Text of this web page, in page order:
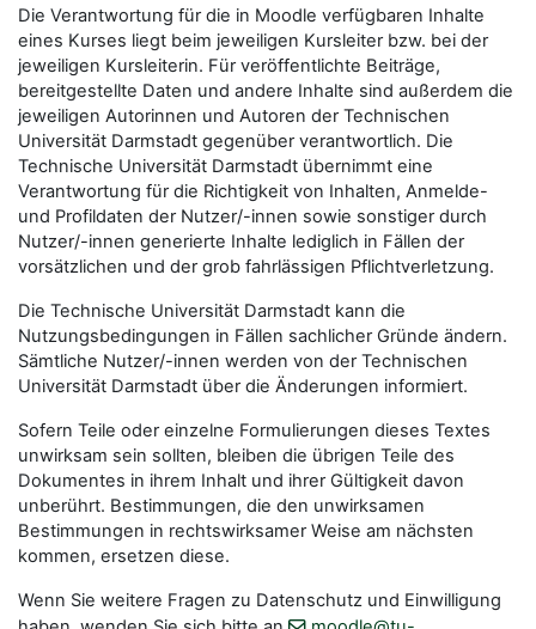
Die Verantwortung für die in Moodle verfügbaren Inhalte
eines Kurses liegt beim jeweiligen Kursleiter bzw. bei der
jeweiligen Kursleiterin. Für veröffentlichte Beiträge,
bereitgestellte Daten und andere Inhalte sind außerdem die
jeweiligen Autorinnen und Autoren der Technischen
Universität Darmstadt gegenüber verantwortlich. Die
Technische Universität Darmstadt übernimmt eine
Verantwortung für die Richtigkeit von Inhalten, Anmelde-
und Profildaten der Nutzer/-innen sowie sonstiger durch
Nutzer/-innen generierte Inhalte lediglich in Fällen der
vorsätzlichen und der grob fahrlässigen Pflichtverletzung.
Die Technische Universität Darmstadt kann die
Nutzungsbedingungen in Fällen sachlicher Gründe ändern.
Sämtliche Nutzer/-innen werden von der Technischen
Universität Darmstadt über die Änderungen informiert.
Sofern Teile oder einzelne Formulierungen dieses Textes
unwirksam sein sollten, bleiben die übrigen Teile des
Dokumentes in ihrem Inhalt und ihrer Gültigkeit davon
unberührt. Bestimmungen, die den unwirksamen
Bestimmungen in rechtswirksamer Weise am nächsten
kommen, ersetzen diese.
Wenn Sie weitere Fragen zu Datenschutz und Einwilligung